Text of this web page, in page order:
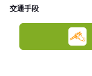
交通手段